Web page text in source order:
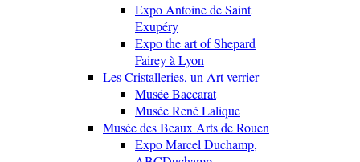
Expo Antoine de Saint
Exupéry
Expo the art of Shepard
Fairey à Lyon
Les Cristalleries, un Art verrier
Musée Baccarat
Musée René Lalique
Musée des Beaux Arts de Rouen
Expo Marcel Duchamp,